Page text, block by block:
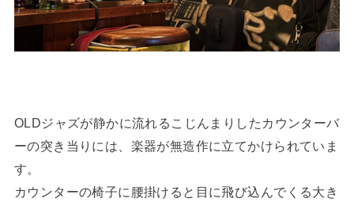
OLDジャズが静かに流れるこじんまりしたカウンターバ
ーの突き当りには、楽器が無造作に立てかけられていま
す。
カウンターの椅子に腰掛けると目に飛び込んでくる大き